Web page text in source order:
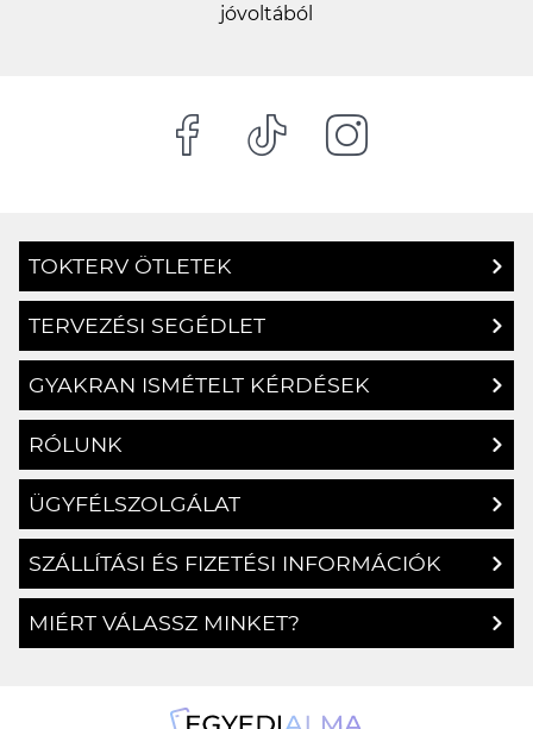
jóvoltából
TOKTERV ÖTLETEK
TERVEZÉSI SEGÉDLET
GYAKRAN ISMÉTELT KÉRDÉSEK
RÓLUNK
ÜGYFÉLSZOLGÁLAT
SZÁLLÍTÁSI ÉS FIZETÉSI INFORMÁCIÓK
MIÉRT VÁLASSZ MINKET?